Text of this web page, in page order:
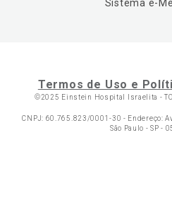
Sistema e-
Termos de Uso e
©2025 Einstein Hospital Israelita -
CNPJ: 60.765.823/0001-30 - Endereço:
São Paulo - SP -